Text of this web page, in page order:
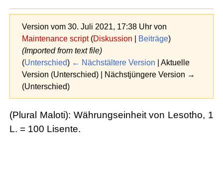
Version vom 30. Juli 2021, 17:38 Uhr von
Maintenance script (Diskussion | Beiträge)
(Imported from text file)
(Unterschied) ← Nächstältere Version | Aktuelle
Version (Unterschied) | Nächstjüngere Version →
(Unterschied)
(Plural Maloti): Währungseinheit von Lesotho, 1
L. = 100 Lisente.